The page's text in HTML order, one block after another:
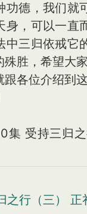
功德，我们就
身，可以一直
中三归依戒它
胜，希望大家
位介绍到这
集 受持三归
之行（三） 正